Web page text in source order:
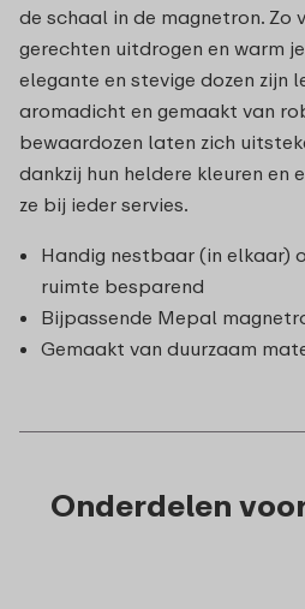
de schaal in de magnetron. Zo
gerechten uitdrogen en warm
elegante en stevige dozen zijn
aromadicht en gemaakt van
bewaardozen laten zich
dankzij hun heldere kleuren en
ze bij ieder servies.
Handig nestbaar (in elkaar)
ruimte besparend
Bijpassende Mepal
Gemaakt van duurzaam
Onderdelen